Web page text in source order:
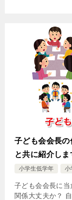
子ども会会長
と共に紹介しま
小学生低学年 小
子ども会会長に
関係大丈夫か？